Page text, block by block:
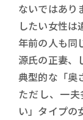
ないではあり
したい女性は
年前の人も同
源氏の正妻、
典型的な「奥
ただし、一
い」タイプの